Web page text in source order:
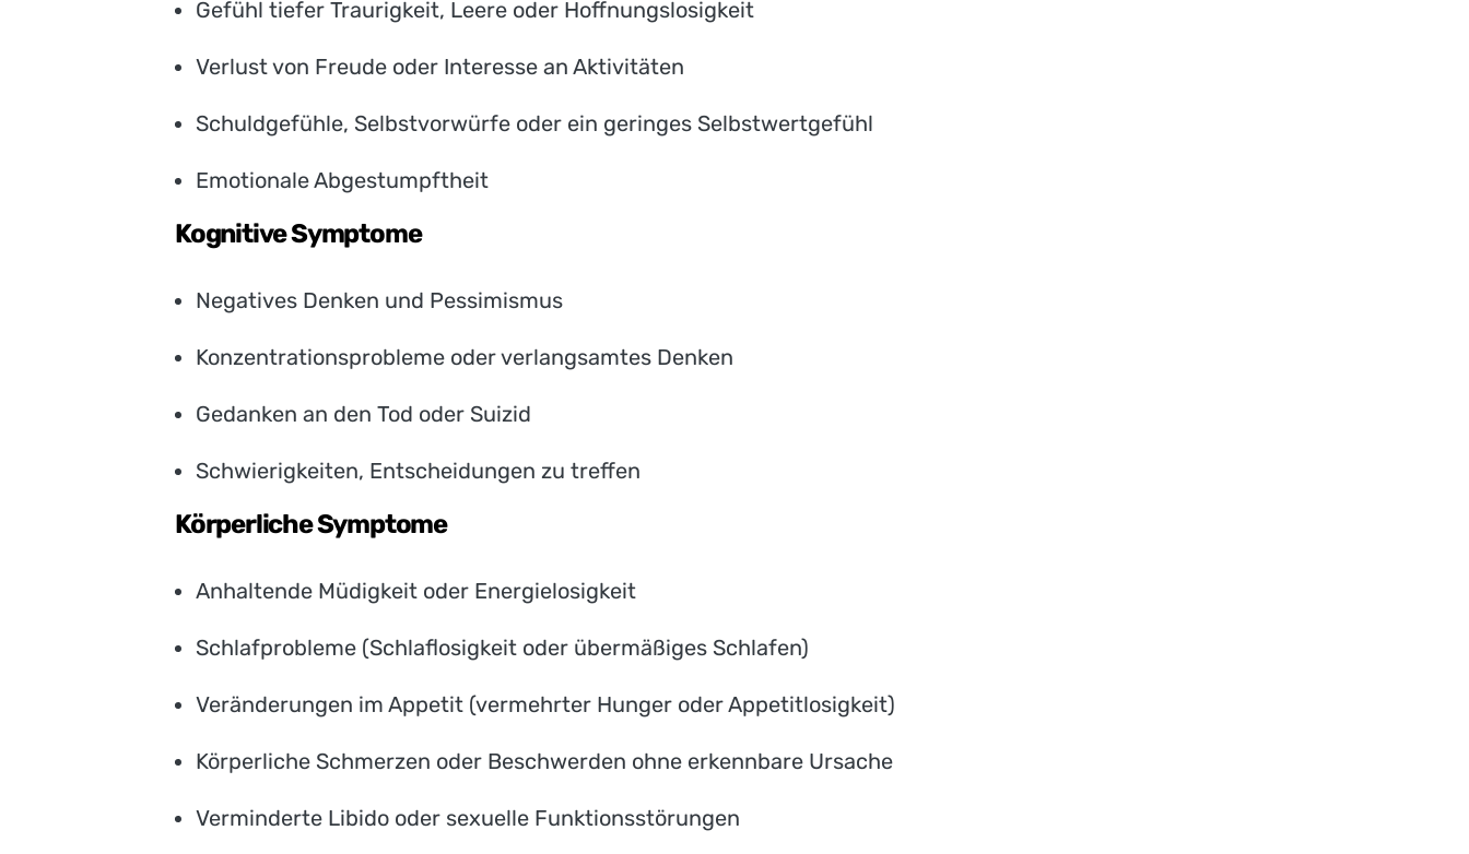
Gefühl tiefer Traurigkeit, Leere oder Hoffnungslosigkeit
Verlust von Freude oder Interesse an Aktivitäten
Schuldgefühle, Selbstvorwürfe oder ein geringes Selbstwertgefühl
Emotionale Abgestumpftheit
Kognitive Symptome
Negatives Denken und Pessimismus
Konzentrationsprobleme oder verlangsamtes Denken
Gedanken an den Tod oder Suizid
Schwierigkeiten, Entscheidungen zu treffen
Körperliche Symptome
Anhaltende Müdigkeit oder Energielosigkeit
Schlafprobleme (Schlaflosigkeit oder übermäßiges Schlafen)
Veränderungen im Appetit (vermehrter Hunger oder Appetitlosigkeit)
Körperliche Schmerzen oder Beschwerden ohne erkennbare Ursache
Verminderte Libido oder sexuelle Funktionsstörungen